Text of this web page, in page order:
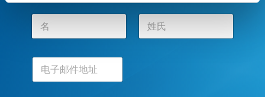
名
前一页 后一页
电
邮